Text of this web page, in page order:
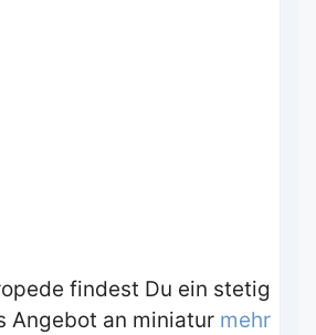
findest Du ein stetig
Angebot an miniatur mehr